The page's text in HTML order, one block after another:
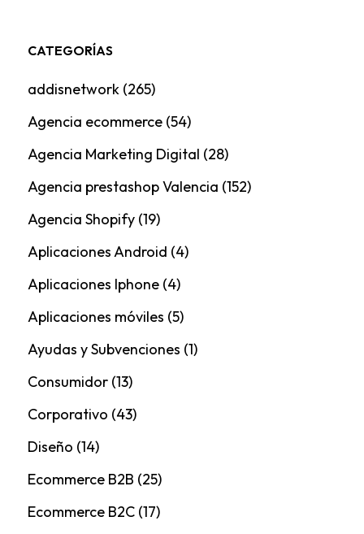
CATEGORÍAS
addisnetwork(265)
Agencia ecommerce(54)
Agencia Marketing Digital (28)
Agencia prestashop Valencia (152)
Agencia Shopify(19)
Aplicaciones Android (4)
Aplicaciones Iphone(4)
Aplicaciones móviles (5)
Ayudas y Subvenciones (1)
Consumidor(13)
Corporativo (43)
Diseño (14)
Ecommerce B2B (25)
Ecommerce B2C(17)